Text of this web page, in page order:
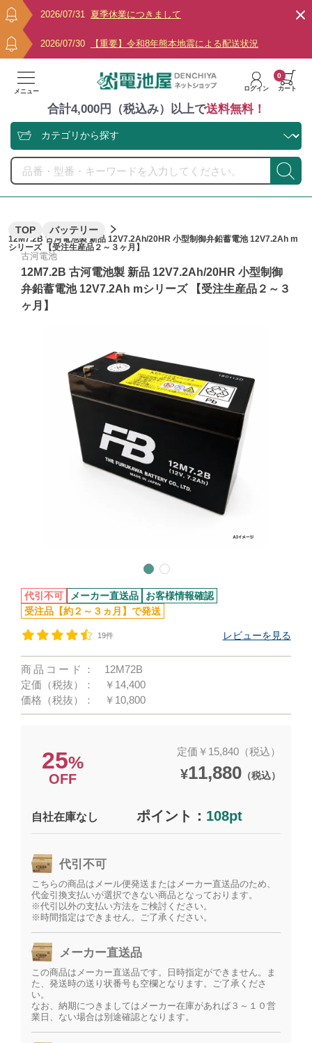
2026/07/31 夏季休業につきまして
2026/07/30 【重要】令和8年熊本地震による配送状況
メニュー ログイン カート
0
合計4,000円（税込み）以上で送料無料！
TOP バッテリー
12M7.2B 古河電池製 新品 12V7.2Ah/20HR 小型制御弁鉛蓄電池 12V7.2Ah m
シリーズ 【受注生産品２～３ヶ月】
古河電池
12M7.2B 古河電池製 新品 12V7.2Ah/20HR 小型制御
弁鉛蓄電池 12V7.2Ah mシリーズ 【受注生産品２～３
ヶ月】
代引不可 メーカー直送品
お客様情報確認
受注品【約２～３ヵ月】で発送
19件 レビューを見る
商品コード：
12M72B
定価（税抜）：
￥14,400
価格（税抜）：
￥10,800
25%
OFF
定価￥15,840（税込）
¥11,880（税込）
自社在庫なし ポイント： 108pt
代引不可
こちらの商品はメール便発送またはメーカー直送品のため、
代金引換支払いが選択できない商品となっております。
※代引以外の支払い方法をご検討ください。
※時間指定はできません。ご了承ください。
メーカー直送品
この商品はメーカー直送品です。日時指定ができません。ま
た、発送時の送り状番号も空欄となります。ご了承くださ
い。
なお、納期につきましてはメーカー在庫があれば３～１０営
業日、ない場合は別途確認となります。